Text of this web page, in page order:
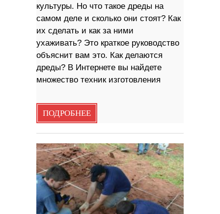
культуры. Но что такое дреды на
самом деле и сколько они стоят? Как
их сделать и как за ними
ухаживать? Это краткое руководство
объяснит вам это. Как делаются
дреды? В Интернете вы найдете
множество техник изготовления
ПОДРОБНЕЕ